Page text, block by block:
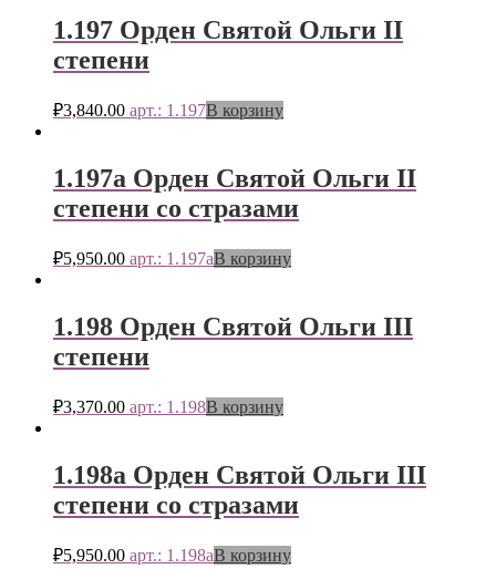
1.197 Орден Святой Ольги II
степени
₽3,840.00 арт.: 1.197В корзину
1.197а Орден Святой Ольги II
степени со стразами
₽5,950.00 арт.: 1.197аВ корзину
1.198 Орден Святой Ольги III
степени
₽3,370.00 арт.: 1.198В корзину
1.198а Орден Святой Ольги III
степени со стразами
₽5,950.00 арт.: 1.198аВ корзину